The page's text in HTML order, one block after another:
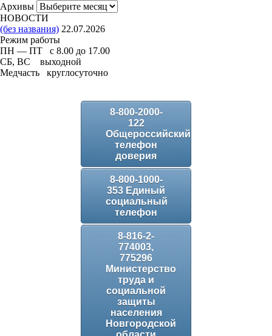
Архивы
НОВОСТИ
(без названия) 22.07.2026
Режим работы
ПН — ПТ с 8.00 до 17.00
СБ, ВС выходной
Медчасть круглосуточно
8-800-2000-
122
Общероссийский
телефон
доверия
8-800-1000-
353 Единый
социальный
телефон
8-816-2-
774003,
775296
Министерство
труда и
социальной
защиты
населения
Новгородской